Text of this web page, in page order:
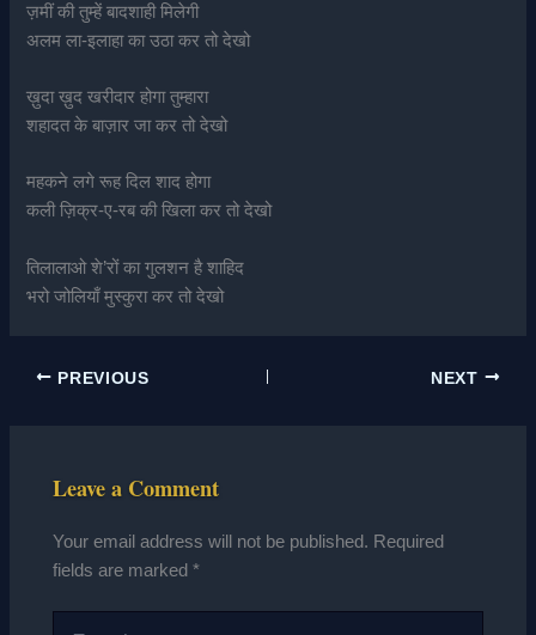
ज़मीं की तुम्हें बादशाही मिलेगी
अलम ला-इलाहा का उठा कर तो देखो
ख़ुदा ख़ुद खरीदार होगा तुम्हारा
शहादत के बाज़ार जा कर तो देखो
महकने लगे रूह दिल शाद होगा
कली ज़िक्र-ए-रब की खिला कर तो देखो
तिलालाओ शे’रों का गुलशन है शाहिद
भरो जोलियाँ मुस्कुरा कर तो देखो
PREVIOUS NEXT
Leave a Comment
Your email address will not be published. Required
fields are marked*